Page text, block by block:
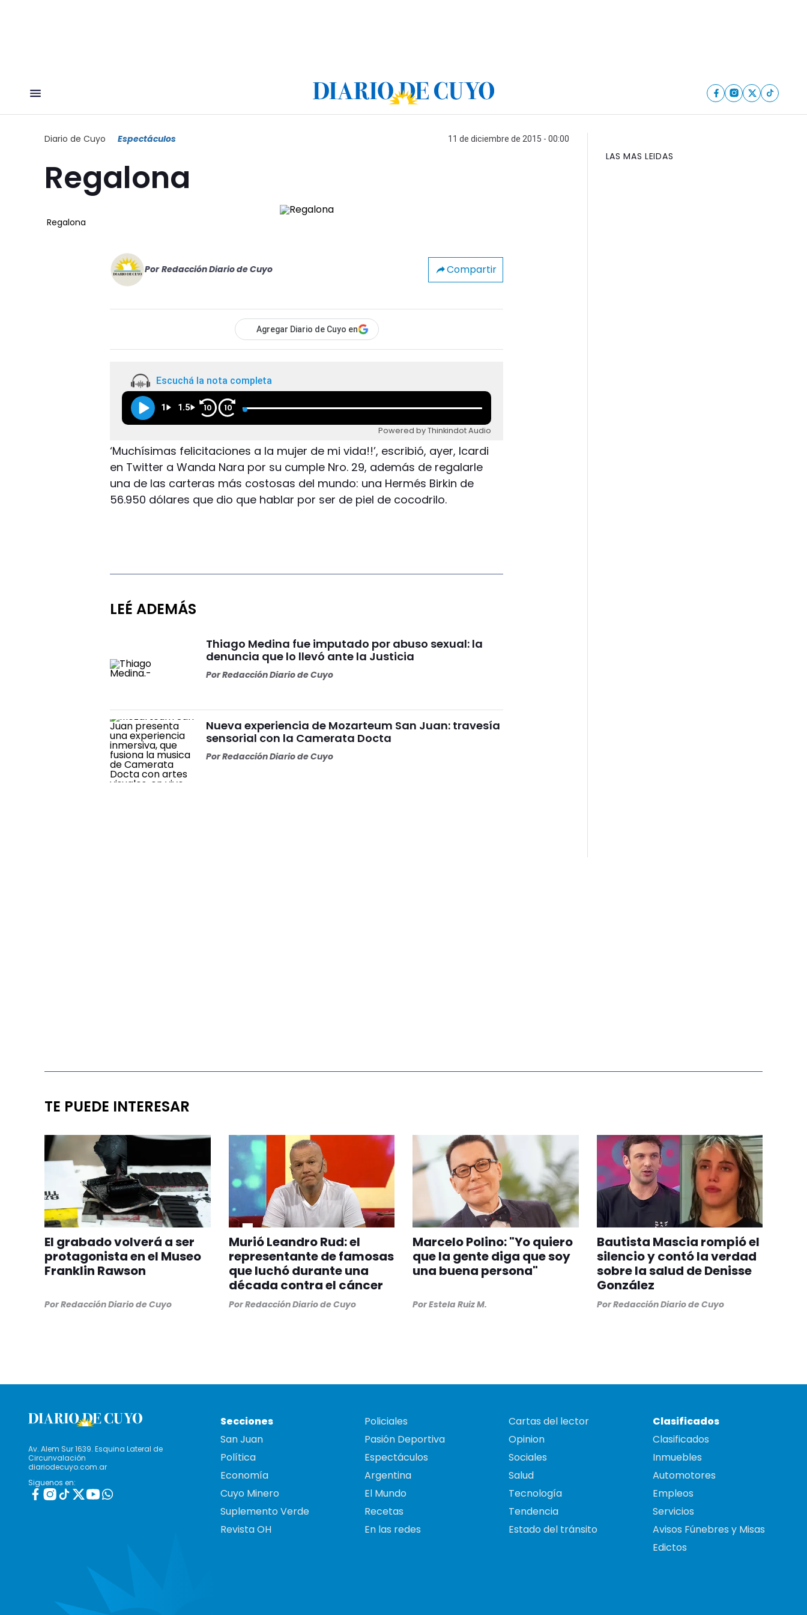
Diario de Cuyo Espectáculos 11 de diciembre de 2015 - 00:00
Regalona
Regalona
Por Redacción Diario de Cuyo Compartir
Agregar Diario de Cuyo en
Escuchá la nota completa
1 1.5 10 10
Powered by Thinkindot Audio
‘Muchísimas felicitaciones a la mujer de mi vida!!’, escribió, ayer, Icardi
en Twitter a Wanda Nara por su cumple Nro. 29, además de regalarle
una de las carteras más costosas del mundo: una Hermés Birkin de
56.950 dólares que dio que hablar por ser de piel de cocodrilo.
LEÉ ADEMÁS
Thiago Medina fue imputado por abuso sexual: la
denuncia que lo llevó ante la Justicia
PorRedacción Diario de Cuyo
Nueva experiencia de Mozarteum San Juan: travesía
sensorial con la Camerata Docta
PorRedacción Diario de Cuyo
LAS MAS LEIDAS
TE PUEDE INTERESAR
El grabado volverá a ser
protagonista en el Museo
Franklin Rawson
PorRedacción Diario de Cuyo
Murió Leandro Rud: el
representante de famosas
que luchó durante una
década contra el cáncer
PorRedacción Diario de Cuyo
Marcelo Polino: "Yo quiero
que la gente diga que soy
una buena persona"
PorEstela Ruiz M.
Bautista Mascia rompió el
silencio y contó la verdad
sobre la salud de Denisse
González
PorRedacción Diario de Cuyo
Av. Alem Sur 1639. Esquina Lateral de
Circunvalación
diariodecuyo.com.ar
Siguenos en:
Secciones
San Juan
Política
Economía
Cuyo Minero
Suplemento Verde
Revista OH
Policiales
Pasión Deportiva
Espectáculos
Argentina
El Mundo
Recetas
En las redes
Cartas del lector
Opinion
Sociales
Salud
Tecnología
Tendencia
Estado del tránsito
Clasificados
Clasificados
Inmuebles
Automotores
Empleos
Servicios
Avisos Fúnebres y Misas
Edictos